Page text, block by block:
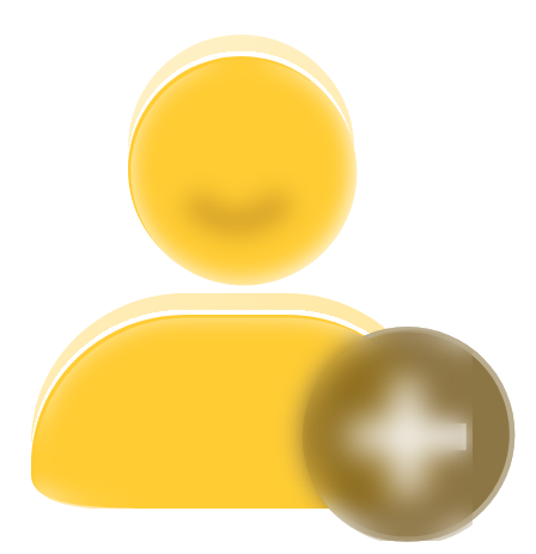
Guía de inicio de futuros